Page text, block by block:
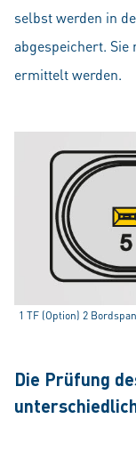
selbst werden in
abgespeichert.
ermittelt werden.
1 TF (Option) 2
Die Prüfung